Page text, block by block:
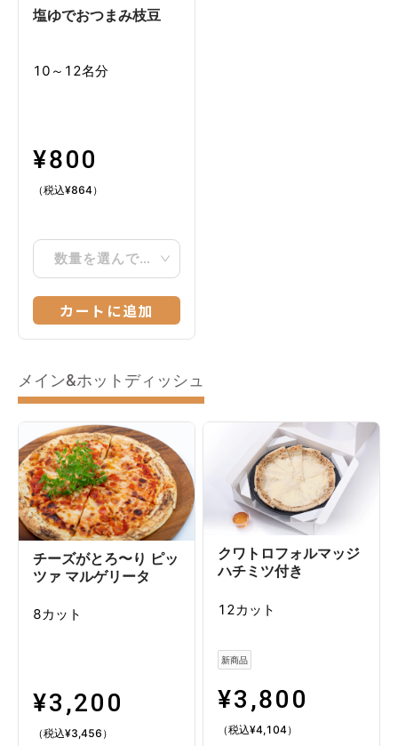
塩ゆでおつまみ枝豆
10～12名分
¥800
（税込¥864）
数量を選んでください
カートに追加
メイン&ホットディッシュ
チーズがとろ〜り ピッ
ツァ マルゲリータ
8カット
¥3,200
（税込¥3,456 ）
クワトロフォルマッジ
ハチミツ付き
12カット
新商品
¥3,800
（税込¥4,104）
春野菜のレモンクリームパスタM
夏野菜の冷製パスタM
若鶏のジューシー唐揚げM
2種のソーセージ＆ポテトM